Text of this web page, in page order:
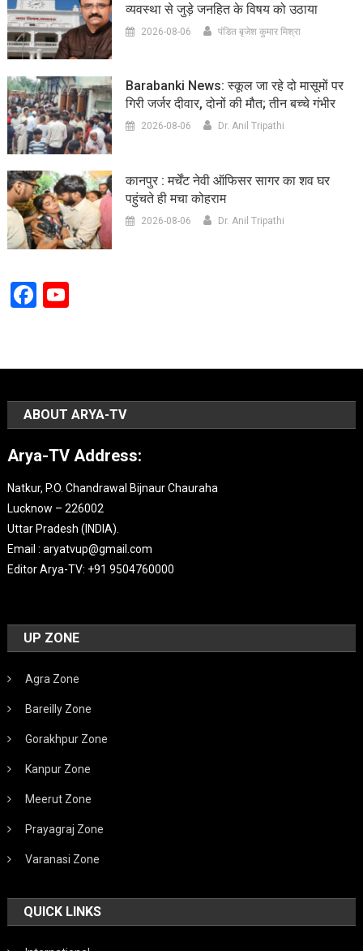
व्यवस्था से जुड़े जनहित के विषय को उठाया
2026-08-06 पंडित बृजेश कुमार मिश्रा
Barabanki News: स्कूल जा रहे दो मासूमों पर
गिरी जर्जर दीवार, दोनों की मौत; तीन बच्चे गंभीर
2026-08-06 Dr. Anil Tripathi
कानपुर : मर्चेंट नेवी ऑफिसर सागर का शव घर
पहुंचते ही मचा कोहराम
2026-08-06 Dr. Anil Tripathi
Facebook
YouTube
ABOUT ARYA-TV
Arya-TV Address:
Natkur, P.O. Chandrawal Bijnaur Chauraha
Lucknow – 226002
Uttar Pradesh (INDIA).
Email : aryatvup@gmail.com
Editor Arya-TV: +91 9504760000
UP ZONE
Agra Zone
Bareilly Zone
Gorakhpur Zone
Kanpur Zone
Meerut Zone
Prayagraj Zone
Varanasi Zone
QUICK LINKS